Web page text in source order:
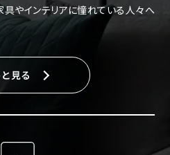
やインテリアに憧れている人々へ
見る